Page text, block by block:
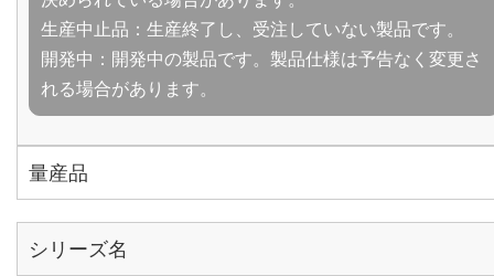
生産中止品：生産終了し、受注していない製品です。
開発中：開発中の製品です。製品仕様は予告なく変更さ
れる場合があります。
量産品
シリーズ名